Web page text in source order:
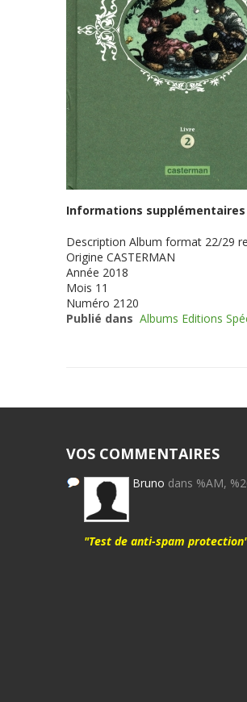
Informations supplémentaires
Description Album format 22/29
Origine CASTERMAN
Année 2018
Mois 11
Numéro 2120
Publié dans Albums Editions
VOS COMMENTAIRES
Bruno dans %AM,
"Test de anti-spam